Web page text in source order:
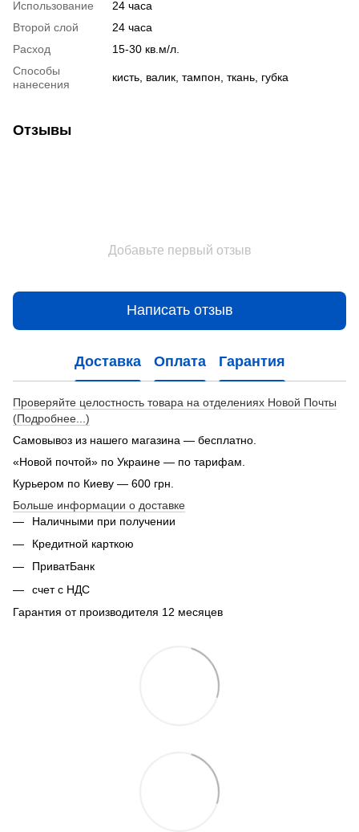
Использование
24 часа
Второй слой
24 часа
Расход
15-30 кв.м/л.
Способы
нанесения
кисть, валик, тампон, ткань, губка
Отзывы
Добавьте первый отзыв
Написать отзыв
Доставка Оплата Гарантия
Проверяйте целостность товара на отделениях Новой Почты
(Подробнее...)
Самовывоз из нашего магазина — бесплатно.
«Новой почтой» по Украине — по тарифам.
Курьером по Киеву — 600 грн.
Больше информации о доставке
Наличными при получении
Кредитной карткою
ПриватБанк
счет с НДС
Гарантия от производителя 12 месяцев